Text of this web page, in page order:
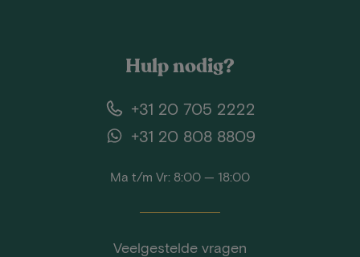
Hulp nodig?
+31 20 705 2222
+31 20 808 8809
Ma t/m Vr: 8:00 — 18:00
Veelgestelde vragen